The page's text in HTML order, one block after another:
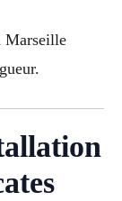
Marseille